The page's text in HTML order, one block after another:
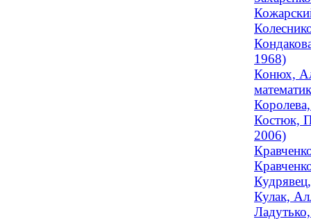
1968)
Конюх,
Костюк,
2006)
Кулак,